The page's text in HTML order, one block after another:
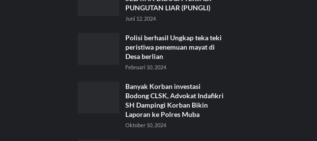
PUNGUTAN LIAR (PUNGLI)
Juni 12, 2024
Polisi berhasil Ungkap teka teki
peristiwa penemuan mayat di
Desa berlian
Februari 10, 2024
Banyak Korban investasi
Bodong CLSK, Advokat Indafikri
SH Dampingi Korban Bikin
Laporan ke Polres Muba
Oktober 10, 2024